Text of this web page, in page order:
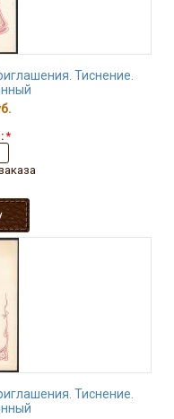
Тиснение.
*
Тиснение.